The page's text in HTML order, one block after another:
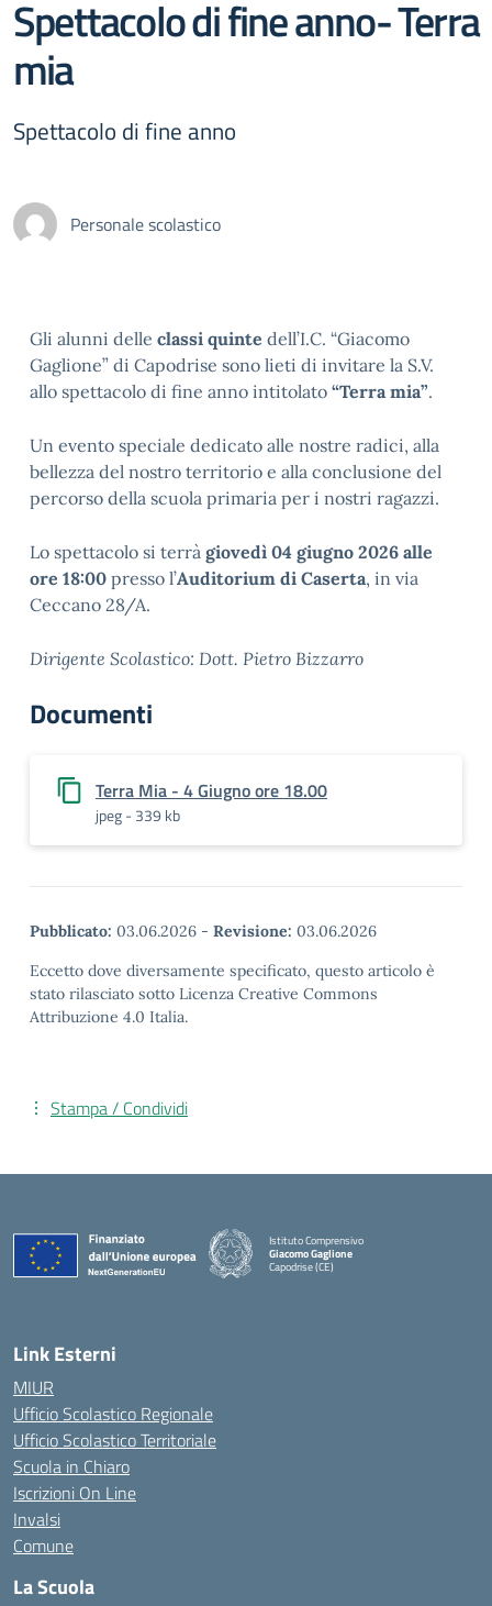
Spettacolo di fine anno- Terra
mia
Spettacolo di fine anno
Personale scolastico
Gli alunni delle classi quinte dell’I.C. “Giacomo
Gaglione” di Capodrise sono lieti di invitare la S.V.
allo spettacolo di fine anno intitolato “Terra mia”.
Un evento speciale dedicato alle nostre radici, alla
bellezza del nostro territorio e alla conclusione del
percorso della scuola primaria per i nostri ragazzi.
Lo spettacolo si terrà giovedì 04 giugno 2026 alle
ore 18:00 presso l’Auditorium di Caserta, in via
Ceccano 28/A.
Dirigente Scolastico: Dott. Pietro Bizzarro
Documenti
Terra Mia - 4 Giugno ore 18.00
jpeg - 339 kb
Pubblicato: 03.06.2026 - Revisione: 03.06.2026
Eccetto dove diversamente specificato, questo articolo è
stato rilasciato sotto Licenza Creative Commons
Attribuzione 4.0 Italia.
Stampa / Condividi
Istituto Comprensivo
Giacomo Gaglione
Capodrise (CE)
— Visita la pagina iniziale della scuola
Link Esterni
MIUR
Ufficio Scolastico Regionale
Ufficio Scolastico Territoriale
Scuola in Chiaro
Iscrizioni On Line
Invalsi
Comune
La Scuola